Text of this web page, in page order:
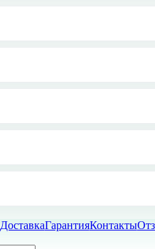
ДоставкаГарантияКонтакты